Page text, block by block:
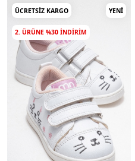
ÜCRETSIZ KARGO YENI
2. ÜRÜNE %30 INDIRIM